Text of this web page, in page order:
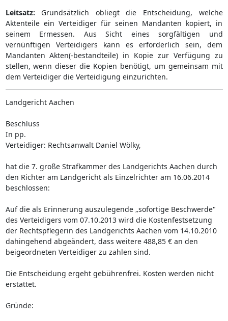
Leitsatz: Grundsätzlich obliegt die Entscheidung, welche
Aktenteile ein Verteidiger für seinen Mandanten kopiert, in
seinem Ermessen. Aus Sicht eines sorgfältigen und
vernünftigen Verteidigers kann es erforderlich sein, dem
Mandanten Akten(-bestandteile) in Kopie zur Verfügung zu
stellen, wenn dieser die Kopien benötigt, um gemeinsam mit
dem Verteidiger die Verteidigung einzurichten.
Landgericht Aachen
Beschluss
In pp.
Verteidiger: Rechtsanwalt Daniel Wölky,
hat die 7. große Strafkammer des Landgerichts Aachen durch
den Richter am Landgericht als Einzelrichter am 16.06.2014
beschlossen:
Auf die als Erinnerung auszulegende „sofortige Beschwerde"
des Verteidigers vom 07.10.2013 wird die Kostenfestsetzung
der Rechtspflegerin des Landgerichts Aachen vom 14.10.2010
dahingehend abgeändert, dass weitere 488,85 € an den
beigeordneten Verteidiger zu zahlen sind.
Die Entscheidung ergeht gebührenfrei. Kosten werden nicht
erstattet.
Gründe: